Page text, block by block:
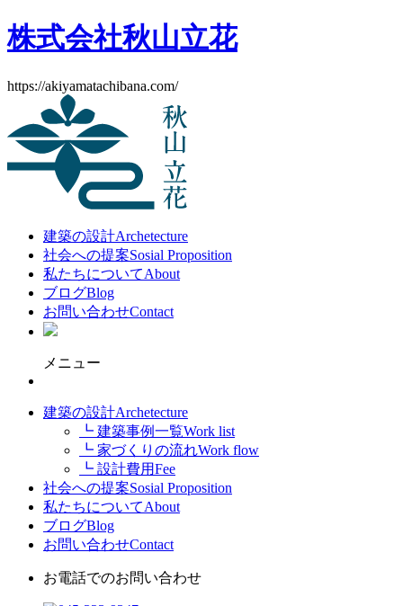
株式会社秋山立花
https://akiyamatachibana.com/
建築の設計Archetecture
社会への提案Sosial Proposition
私たちについてAbout
ブログBlog
お問い合わせContact
メニュー
建築の設計Archetecture
┗ 建築事例一覧Work list
┗ 家づくりの流れWork flow
┗ 設計費用Fee
社会への提案Sosial Proposition
私たちについてAbout
ブログBlog
お問い合わせContact
お電話でのお問い合わせ